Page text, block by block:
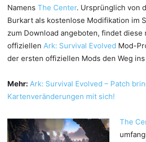
Namens The Center. Ursprünglich von
Burkart als kostenlose Modifikation im
zum Download angeboten, findet diese
offiziellen Ark: Survival Evolved Mod-
der ersten offiziellen Mods den Weg
Mehr: Ark: Survival Evolved – Patch
Kartenveränderungen mit sich!
The